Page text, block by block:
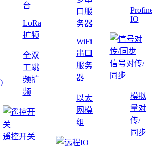
台
LoRa
扩频
全双
工跳
频扩
频
遥控开关
口服
务器
WiFi
串口
服务
器
以太
网模
组
IO
信号对传/
同步
模拟
量对
传/
同步